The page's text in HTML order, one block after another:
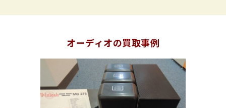
オーディオの買取事例